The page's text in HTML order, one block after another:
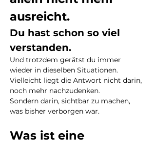
ausreicht.
Du hast schon so viel
verstanden.
Und trotzdem gerätst du immer
wieder in dieselben Situationen.
Vielleicht liegt die Antwort nicht darin,
noch mehr nachzudenken.
Sondern darin, sichtbar zu machen,
was bisher verborgen war.
Was ist eine